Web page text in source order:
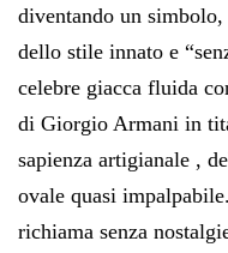
diventando un
dello stile innato e
celebre giacca fluida
di Giorgio Armani in
sapienza artigianale ,
ovale quasi
richiama senza